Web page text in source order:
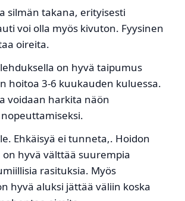
silmän takana, erityisesti
voi olla myös kivuton. Fyysinen
oireita.
on hyvä taipumus
hoitoa 3-6 kuukauden kuluessa.
voidaan harkita näön
Ehkäisyä ei tunneta,. Hoidon
on hyvä välttää suurempia
rasituksia. Myös
hyvä aluksi jättää väliin koska